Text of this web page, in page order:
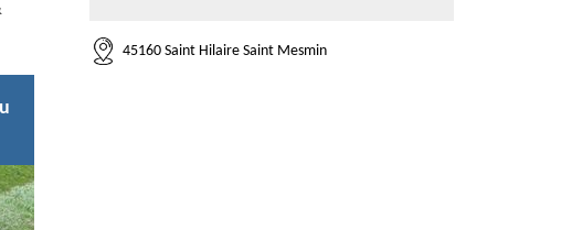
45160 Saint Hilaire Saint Mesmin